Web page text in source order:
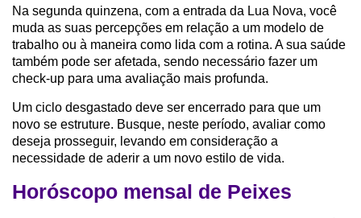
Na segunda quinzena, com a entrada da Lua Nova, você
muda as suas percepções em relação a um modelo de
trabalho ou à maneira como lida com a rotina. A sua saúde
também pode ser afetada, sendo necessário fazer um
check-up para uma avaliação mais profunda.
Um ciclo desgastado deve ser encerrado para que um
novo se estruture. Busque, neste período, avaliar como
deseja prosseguir, levando em consideração a
necessidade de aderir a um novo estilo de vida.
Horóscopo mensal de Peixes